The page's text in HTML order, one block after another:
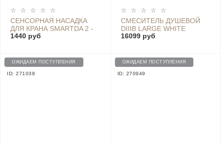
СЕНСОРНАЯ НАСАДКА
ДЛЯ КРАНА SMARTDA 2 -
HD-ZNJSQ-05
1440 руб
СМЕСИТЕЛЬ ДУШЕВОЙ
DIIIB LARGE WHITE
SAFETY THERMOSTATIC
16099 руб
ОЖИДАЕМ ПОСТУПЛЕНИЯ
ID: 271038
ОЖИДАЕМ ПОСТУПЛЕНИЯ
ID: 270949